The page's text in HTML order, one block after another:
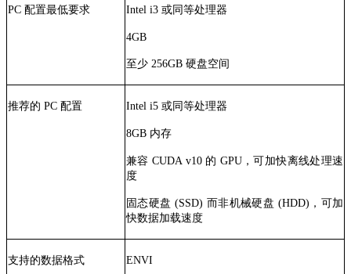
PC 配置最低要求 Intel i3 或同等处理器
4GB
至少 256GB 硬盘空间
推荐的 PC 配置 Intel i5 或同等处理器
8GB 内存
兼容 CUDA v10 的 GPU，可加快离线处理速
度
固态硬盘 (SSD) 而非机械硬盘 (HDD)，可加
快数据加载速度
支持的数据格式 ENVI